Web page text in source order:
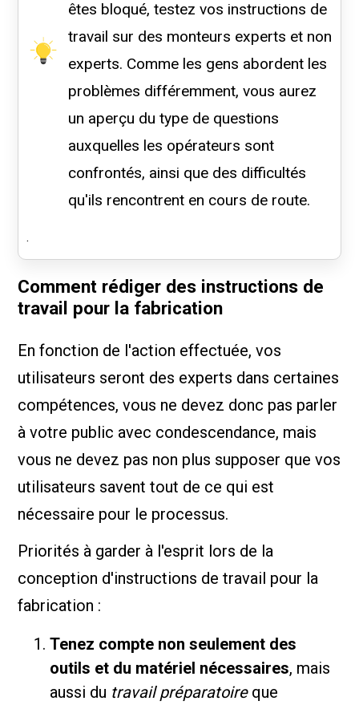
êtes bloqué, testez vos instructions de
travail sur des monteurs experts et non
experts. Comme les gens abordent les
problèmes différemment, vous aurez
un aperçu du type de questions
auxquelles les opérateurs sont
confrontés, ainsi que des difficultés
qu'ils rencontrent en cours de route.
.
Comment rédiger des instructions de
travail pour la fabrication
En fonction de l'action effectuée, vos
utilisateurs seront des experts dans certaines
compétences, vous ne devez donc pas parler
à votre public avec condescendance, mais
vous ne devez pas non plus supposer que vos
utilisateurs savent tout de ce qui est
nécessaire pour le processus.
Priorités à garder à l'esprit lors de la
conception d'instructions de travail pour la
fabrication :
Tenez compte non seulement des
outils et du matériel nécessaires, mais
aussi du travail préparatoireque